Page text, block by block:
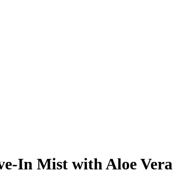
In Mist with Aloe Vera